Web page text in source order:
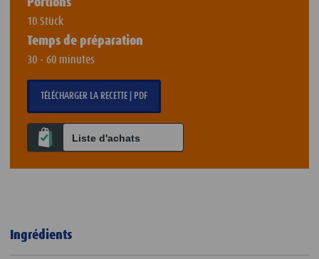
10 Stück
Temps de préparation
30 - 60 minutes
TÉLÉCHARGER LA RECETTE | PDF
Liste d'achats
Ingrédients